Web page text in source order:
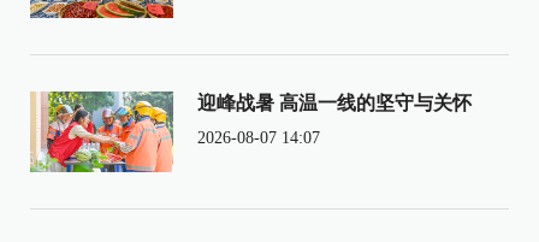
迎峰战暑 高温一线的坚守与关怀
2026-08-07 14:07